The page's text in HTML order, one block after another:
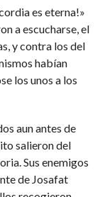
es eterna!»
a escucharse, el
y contra los del
habían
los unos a los
aun antes de
salieron del
Sus enemigos
de Josafat